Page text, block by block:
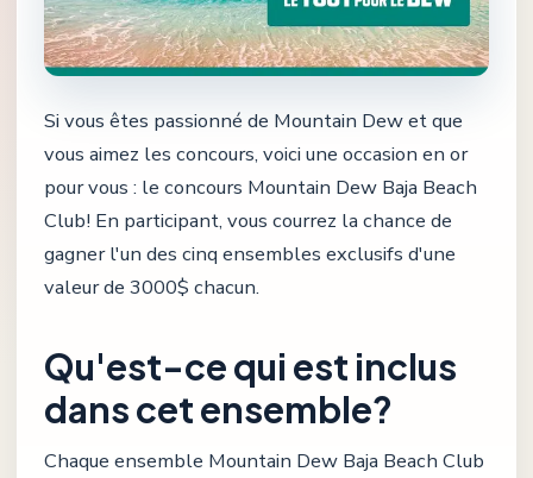
Si vous êtes passionné de Mountain Dew et que
vous aimez les concours, voici une occasion en or
pour vous : le concours Mountain Dew Baja Beach
Club! En participant, vous courrez la chance de
gagner l'un des cinq ensembles exclusifs d'une
valeur de 3000$ chacun.
Qu'est-ce qui est inclus
dans cet ensemble?
Chaque ensemble Mountain Dew Baja Beach Club